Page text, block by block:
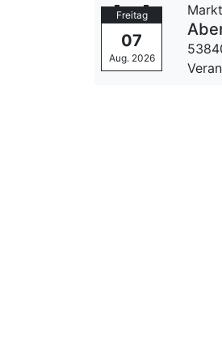
Freitag
07
Aug. 2026